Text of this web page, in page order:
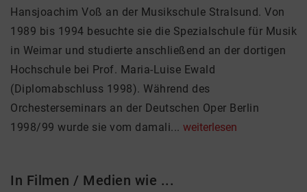
Hansjoachim Voß an der Musikschule Stralsund. Von
1989 bis 1994 besuchte sie die Spezialschule für Musik
in Weimar und studierte anschließend an der dortigen
Hochschule bei Prof. Maria-Luise Ewald
(Diplomabschluss 1998). Während des
Orchesterseminars an der Deutschen Oper Berlin
1998/99 wurde sie vom damali... weiterlesen
In Filmen / Medien wie ...